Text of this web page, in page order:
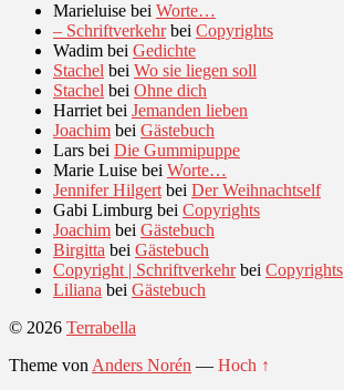
Marieluise bei Worte…
– Schriftverkehrbei Copyrights
Wadim bei Gedichte
Stachel bei Wo sie liegen soll
Stachel bei Ohne dich
Harriet bei Jemanden lieben
Joachim bei Gästebuch
Lars bei Die Gummipuppe
Marie Luise bei Worte…
Jennifer Hilgert bei Der Weihnachtself
Gabi Limburg bei Copyrights
Joachim bei Gästebuch
Birgitta bei Gästebuch
Copyright | Schriftverkehrbei Copyrights
Liliana bei Gästebuch
© 2026 Terrabella
Theme von Anders Norén — Hoch ↑